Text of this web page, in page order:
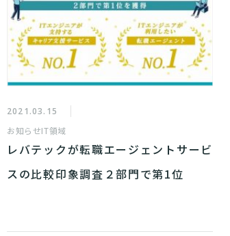
2021.03.15
お知らせIT領域
レバテックが転職エージェントサービ
スの比較印象調査２部門で第1位